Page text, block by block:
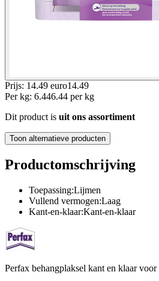
Prijs: 14.49 euro14.49
Per kg: 6.446.44 per kg
Dit product is uit ons assortiment
Toon alternatieve producten
Productomschrijving
Toepassing:Lijmen
Vullend vermogen:Laag
Kant-en-klaar:Kant-en-klaar
Perfax behangplaksel kant en klaar